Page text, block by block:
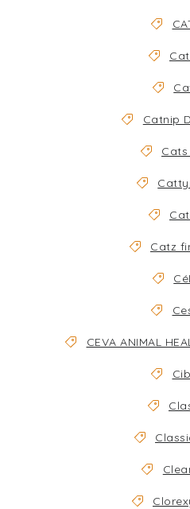
Catnip
Catz
CEVA ANIMAL